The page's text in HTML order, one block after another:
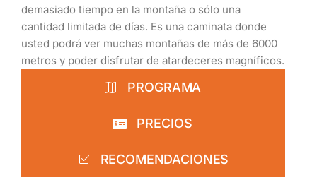
demasiado tiempo en la montaña o sólo una
cantidad limitada de días. Es una caminata donde
usted podrá ver muchas montañas de más de 6000
metros y poder disfrutar de atardeceres magníficos.
PROGRAMA
PRECIOS
RECOMENDACIONES